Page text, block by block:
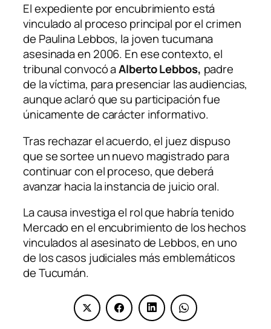
El expediente por encubrimiento está
vinculado al proceso principal por el crimen
de Paulina Lebbos, la joven tucumana
asesinada en 2006. En ese contexto, el
tribunal convocó aAlberto Lebbos, padre
de la víctima, para presenciar las audiencias,
aunque aclaró que su participación fue
únicamente de carácter informativo.
Tras rechazar el acuerdo, el juez dispuso
que se sortee un nuevo magistrado para
continuar con el proceso, que deberá
avanzar hacia la instancia de juicio oral.
La causa investiga el rol que habría tenido
Mercado en el encubrimiento de los hechos
vinculados al asesinato de Lebbos, en uno
de los casos judiciales más emblemáticos
de Tucumán.